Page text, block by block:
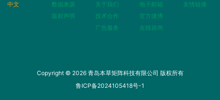
中文
数据来源
版权声明
关于我们
技术合作
广告服务
电子邮箱
官方微博
在线咨询
友情链接
Copyright © 2026 青岛本草矩阵科技有限公司 版权所有
鲁ICP备2024105418号-1